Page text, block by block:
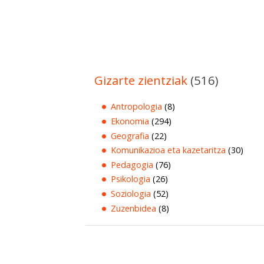
Gizarte zientziak (516)
Antropologia (8)
Ekonomia (294)
Geografia (22)
Komunikazioa eta kazetaritza (30)
Pedagogia (76)
Psikologia (26)
Soziologia (52)
Zuzenbidea (8)